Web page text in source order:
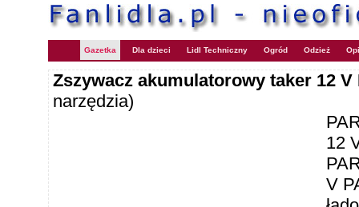
Gazetka Dla dzieci Lidl Techniczny Ogród Odzież
Zszywacz akumulatorowy taker 12
narzędzia)
12
V